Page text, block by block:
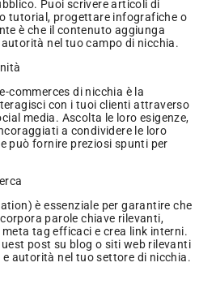
Puoi scrivere articoli di
tutorial, progettare infografiche o
è che il contenuto aggiunga
nel tuo campo di nicchia.
commerces di nicchia è la
con i tuoi clienti attraverso
media. Ascolta le loro esigenze,
a condividere le loro
può fornire preziosi spunti per
è essenziale per garantire che
parole chiave rilevanti,
tag efficaci e crea link interni.
post su blog o siti web rilevanti
autorità nel tuo settore di nicchia.